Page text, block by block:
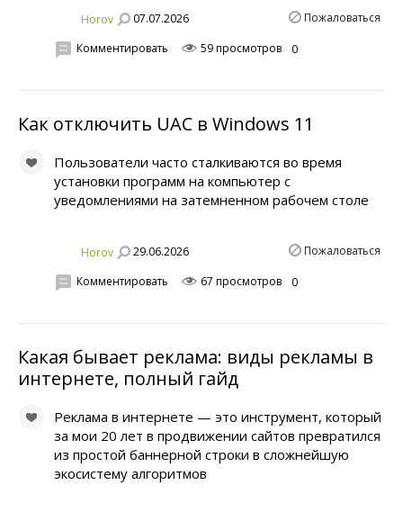
Horov 07.07.2026 Пожаловаться
Комментировать 59 просмотров 0
Как отключить UAC в Windows 11
Пользователи часто сталкиваются во время
установки программ на компьютер с
уведомлениями на затемненном рабочем столе
Horov 29.06.2026 Пожаловаться
Комментировать 67 просмотров 0
Какая бывает реклама: виды рекламы в
интернете, полный гайд
Реклама в интернете — это инструмент, который
за мои 20 лет в продвижении сайтов превратился
из простой баннерной строки в сложнейшую
экосистему алгоритмов